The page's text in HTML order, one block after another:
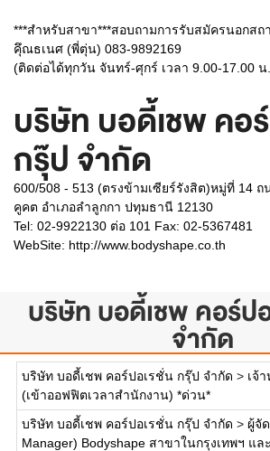
***สำหรับสาขา***สอบถามการรับสมัครนอกสถ
คุึณธเนศ (พี่ตุ่น) 083-9892169
(ติดต่อได้ทุกวัน จันทร์-ศุกร์ เวลา 9.00-17.00
บริษัท บอดี้เชพ คอ
กรุ๊ป จำกัด
600/508 - 513 (ตรงข้ามเซียร์รังสิต)หมู่ที่ 14
คูคต อำเภอลำลูกกา ปทุมธานี 12130
Tel: 02-9922130 ต่อ 101 Fax: 02-5367481
WebSite: http://www.bodyshape.co.th
บริษัท บอดี้เชพ คอร์ป
จำกัด
บริษัท บอดี้เชพ คอร์ปอเรชั่น กรุ๊ป จำกัด > เจ้
(เข้าออฟฟิตเวลาสำนักงาน) *ด่วน*
บริษัท บอดี้เชพ คอร์ปอเรชั่น กรุ๊ป จำกัด > ผู้จั
Manager) Bodyshape สาขาในกรุงเทพฯ แ